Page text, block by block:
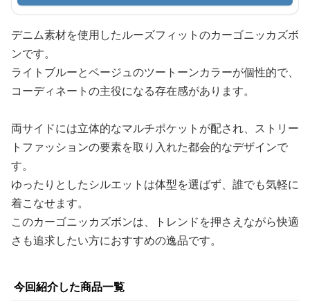
デニム素材を使用したルーズフィットのカーゴニッカズボ
ンです。
ライトブルーとベージュのツートーンカラーが個性的で、
コーディネートの主役になる存在感があります。
両サイドには立体的なマルチポケットが配され、ストリー
トファッションの要素を取り入れた都会的なデザインで
す。
ゆったりとしたシルエットは体型を選ばず、誰でも気軽に
着こなせます。
このカーゴニッカズボンは、トレンドを押さえながら快適
さも追求したい方におすすめの逸品です。
今回紹介した商品一覧